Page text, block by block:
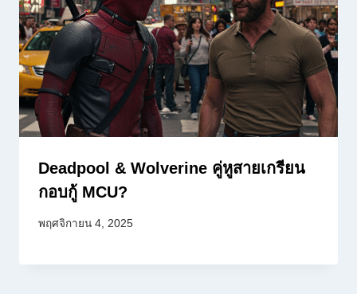
Deadpool & Wolverine คู่หูสายเกรียน
กอบกู้ MCU?
พฤศจิกายน 4, 2025